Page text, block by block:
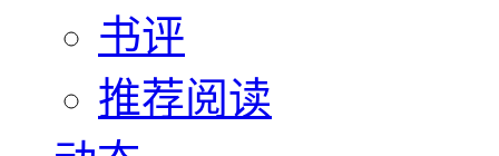
书评
推荐阅读